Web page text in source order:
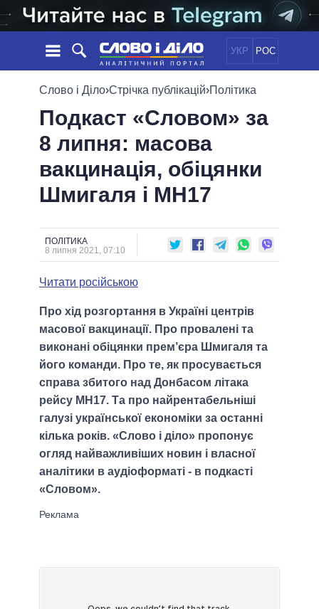
УКР РОС
НОВИНИ
СТРІЧКА
ПОДІЇ
СТАТТІ
ДУМКИ
ОГЛЯДИ
ДАЙДЖЕСТИ
ПОЛІТИКА
ЕКОНОМІКА
СУСПІЛЬСТВО
ОБIЦЯНКИ
ПОЛIТИКИ
УСІ ПОЛІТИКИ
ПРЕЗИДЕНТ І ОФІС
ВЕРХОВНА РАДА
КАБІНЕТ МІНІСТРІВ
МЕРИ МІСТ
ВСІ ПЕРСОНИ
ІНФОГРАФІКА
ПІДТРИМАТИ
ПОРІВНЯННЯ ПОЛІТИКІВ
Слово і Діло›Стрічка публікацій›Політика
Подкаст «Словом» за
8 липня: масова
вакцинація, обіцянки
Шмигаля і MH17
ПОЛІТИКА
8 липня 2021, 07:10
Читати російською
Про хід розгортання в Україні центрів
масової вакцинації. Про провалені та
виконані обіцянки прем’єра Шмигаля та
його команди. Про те, як просувається
справа збитого над Донбасом літака
рейсу МН17. Та про найрентабельніші
галузі української економіки за останні
кілька років. «Слово і діло» пропонує
огляд найважливіших новин і власної
аналітики в аудіоформаті - в подкасті
«Словом».